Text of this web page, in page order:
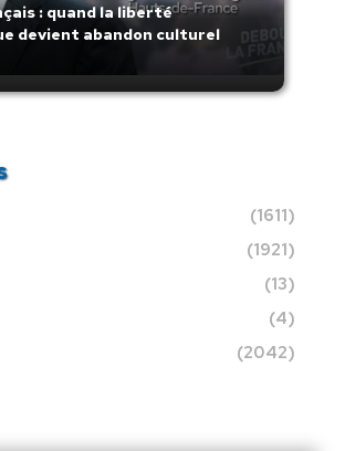
: quand la liberté
devient abandon culturel
(1611)
(1921)
(13)
(4)
(2042)